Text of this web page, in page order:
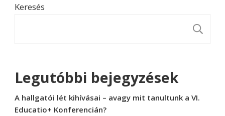
Keresés
Legutóbbi bejegyzések
A hallgatói lét kihívásai – avagy mit tanultunk a VI.
Educatio+ Konferencián?